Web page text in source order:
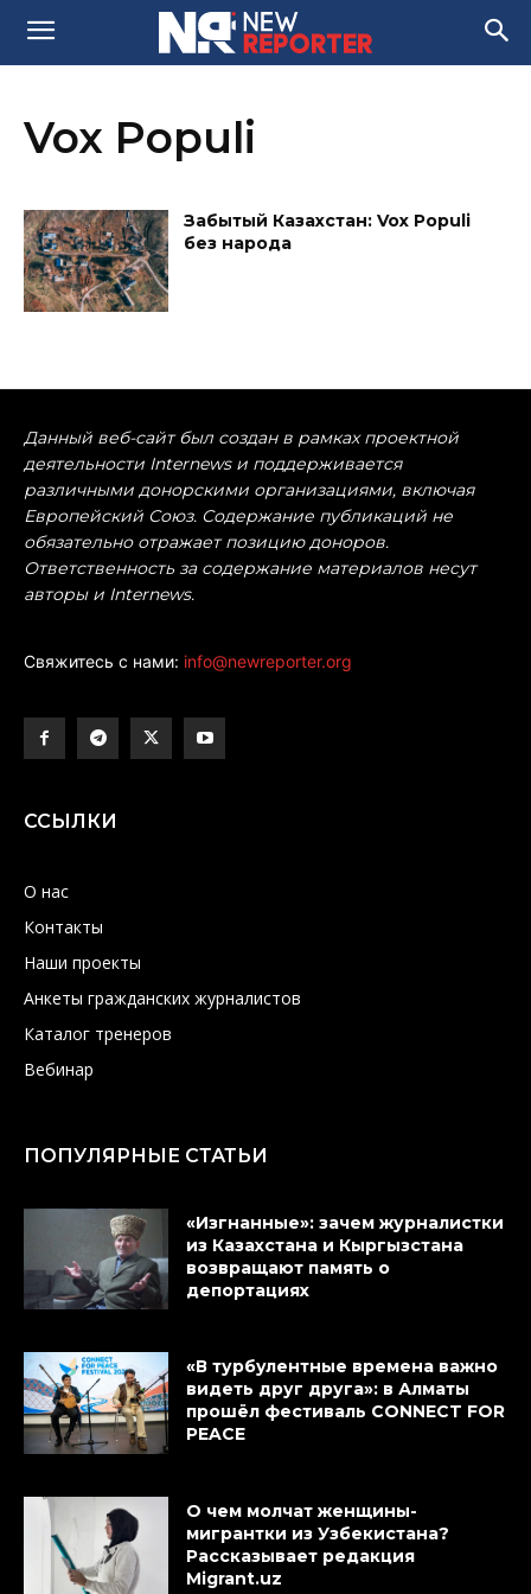
Vox Populi
Забытый Казахстан: Vox Populi
без народа
Данный веб-сайт был создан в рамках проектной
деятельности Internews и поддерживается
различными донорскими организациями, включая
Европейский Союз. Содержание публикаций не
обязательно отражает позицию доноров.
Ответственность за содержание материалов несут
авторы и Internews.
Свяжитесь с нами: info@newreporter.org
ССЫЛКИ
О нас
Контакты
Наши проекты
Анкеты гражданских журналистов
Каталог тренеров
Вебинар
ПОПУЛЯРНЫЕ СТАТЬИ
«Изгнанные»: зачем журналистки
из Казахстана и Кыргызстана
возвращают память о
депортациях
«В турбулентные времена важно
видеть друг друга»: в Алматы
прошёл фестиваль CONNECT FOR
PEACE
О чем молчат женщины-
мигрантки из Узбекистана?
Рассказывает редакция
Migrant.uz